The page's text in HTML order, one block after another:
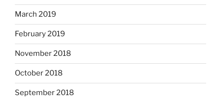
March 2019
February 2019
November 2018
October 2018
September 2018